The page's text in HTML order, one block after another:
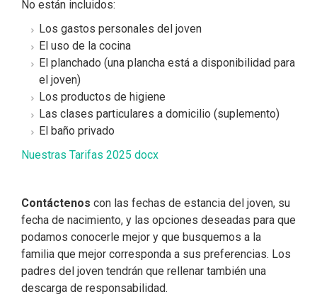
No están incluidos:
Los gastos personales del joven
El uso de la cocina
El planchado (una plancha está a disponibilidad para
el joven)
Los productos de higiene
Las clases particulares a domicilio (suplemento)
El baño privado
Nuestras Tarifas 2025 docx
Contáctenos con las fechas de estancia del joven, su
fecha de nacimiento, y las opciones deseadas para que
podamos conocerle mejor y que busquemos a la
familia que mejor corresponda a sus preferencias. Los
padres del joven tendrán que rellenar también una
descarga de responsabilidad.